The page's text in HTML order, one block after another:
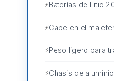
Baterías de Litio
Cabe en el
Peso ligero para
Chasis de